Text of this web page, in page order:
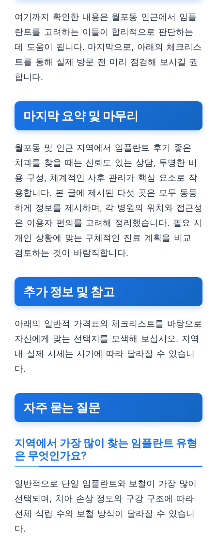
여기까지 확인한 내용은 월포동 인근에서 임플
란트를 고려하는 이들이 합리적으로 판단하는
데 도움이 됩니다. 마지막으로, 아래의 체크리스
트를 통해 실제 방문 전 미리 점검해 보시길 권
합니다.
마지막 요약 및 마무리
월포동 및 인근 지역에서 임플란트 후기 좋은
치과를 찾을 때는 신뢰도 있는 상담, 투명한 비
용 구성, 체계적인 사후 관리가 핵심 요소로 작
용합니다. 본 글에 제시된 다섯 곳은 모두 동등
하게 정보를 제시하며, 각 병원의 위치와 접근성
은 이용자 편의를 고려해 정리했습니다. 필요 시
개인 상황에 맞는 구체적인 진료 계획을 비교
검토하는 것이 바람직합니다.
추가 정보 및 참고
아래의 일반적 가격표와 체크리스트를 바탕으로
자신에게 맞는 선택지를 모색해 보십시오. 지역
내 실제 시세는 시기에 따라 달라질 수 있습니
다.
자주 묻는 질문
지역에서 가장 많이 찾는 임플란트 유형
은 무엇인가요?
일반적으로 단일 임플란트와 보철이 가장 많이
선택되며, 치아 손상 정도와 구강 구조에 따라
전체 식립 수와 보철 방식이 달라질 수 있습니
다.